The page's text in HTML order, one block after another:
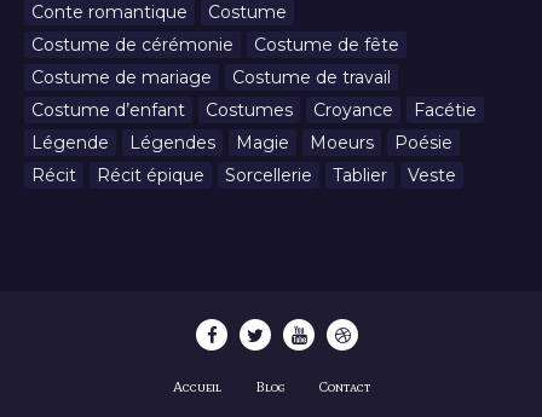
Conte romantique
Costume
Costume de cérémonie
Costume de fête
Costume de mariage
Costume de travail
Costume d’enfant
Costumes Croyance
Facétie
Légende
Légendes Magie Moeurs
Poésie
Récit
Récit épique Sorcellerie Tablier Veste
Accueil Blog Contact